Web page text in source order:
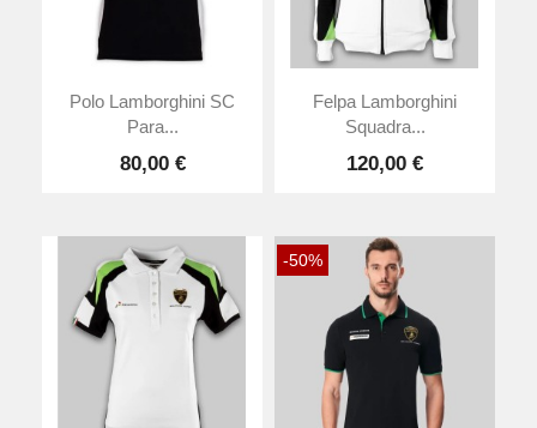
Polo Lamborghini SC
Para...
80,00 €
Felpa Lamborghini
Squadra...
120,00 €
-50%